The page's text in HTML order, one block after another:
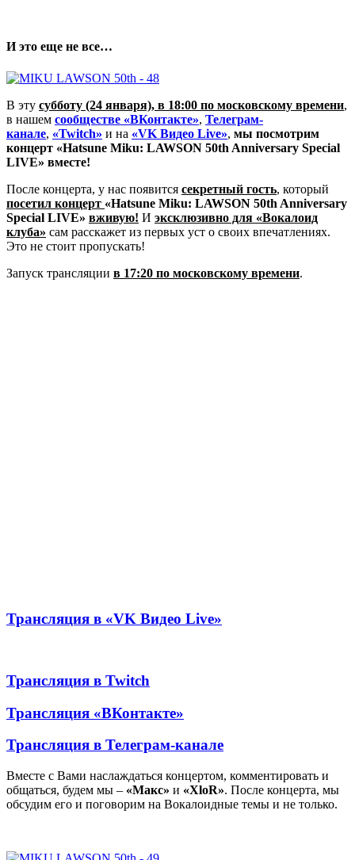
И это еще не все…
В эту субботу (24 января), в 18:00 по московскому времени,
в нашем сообществе «ВКонтакте», Телеграм-
канале, «Twitch» и на «VK Видео Live», мы посмотрим
концерт «Hatsune Miku: LAWSON 50th Anniversary Special
LIVE» вместе!
После концерта, у нас появится секретный гость, который
посетил концерт «Hatsune Miku: LAWSON 50th Anniversary
Special LIVE» вживую! И эксклюзивно для «Вокалоид
клуба» сам расскажет из первых уст о своих впечатлениях.
Это не стоит пропускать!
Запуск трансляции в 17:20 по московскому времени.
Трансляция в «VK Видео Live»
Трансляция в Twitch
Трансляция «ВКонтакте»
Трансляция в Телеграм-канале
Вместе с Вами наслаждаться концертом, комментировать и
общаться, будем мы – «Макс» и «XloR». После концерта, мы
обсудим его и поговорим на Вокалоидные темы и не только.